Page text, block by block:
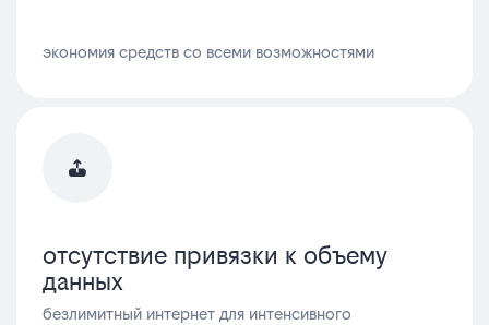
экономия средств со всеми возможностями
отсутствие привязки к объему
данных
безлимитный интернет для интенсивного